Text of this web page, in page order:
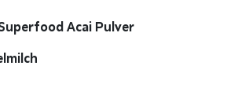
Acai Pulver